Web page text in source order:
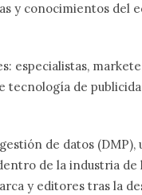
y conocimientos del
especialistas,
tecnología de
de datos (DMP),
de la industria de
y editores tras la